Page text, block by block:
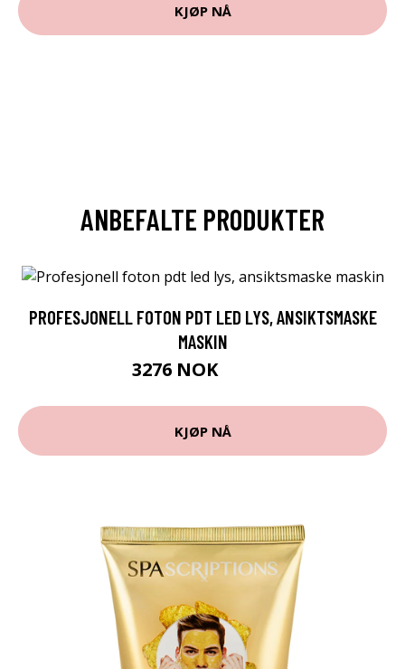
KJØP NÅ
ANBEFALTE PRODUKTER
PROFESJONELL FOTON PDT LED LYS, ANSIKTSMASKE
MASKIN
3276 NOK
KJØP NÅ